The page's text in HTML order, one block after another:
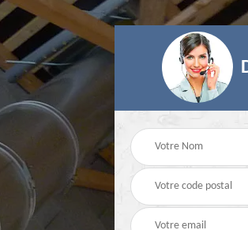
Tubage de cheminée
14
Entretien